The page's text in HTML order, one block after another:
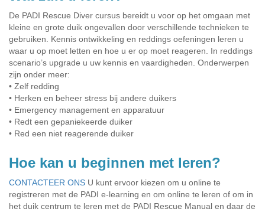
De PADI Rescue Diver cursus bereidt u voor op het omgaan met
kleine en grote duik ongevallen door verschillende technieken te
gebruiken. Kennis ontwikkeling en reddings oefeningen leren u
waar u op moet letten en hoe u er op moet reageren. In reddings
scenario’s upgrade u uw kennis en vaardigheden. Onderwerpen
zijn onder meer:
• Zelf redding
• Herken en beheer stress bij andere duikers
• Emergency management en apparatuur
• Redt een gepaniekeerde duiker
• Red een niet reagerende duiker
Hoe kan u beginnen met leren?
CONTACTEER ONS U kunt ervoor kiezen om u online te
registreren met de PADI e-learning en om online te leren of om in
het duik centrum te leren met de PADI Rescue Manual en daar de